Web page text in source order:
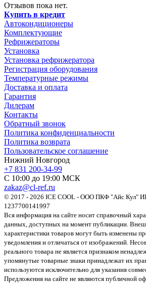
Отзывов пока нет.
Купить в кредит
Автокондиционеры
Комплектующие
Рефрижераторы
Установка
Установка рефрижератора
Регистрация оборудования
Температурные режимы
Доставка и оплата
Гарантия
Дилерам
Контакты
Обратный звонок
Политика конфиденциальности
Политика возврата
Пользовательское соглашение
Нижний Новгород
+7 831 200-34-99
С 10:00 до 19:00 МСК
zakaz@cl-ref.ru
© 2017 - 2026 ICE COOL - ООО ПКФ "Айс Кул"
1237700141997
Вся информация на сайте носит справочный
данных, доступных на момент публикации.
характеристики товаров могут быть изменены
уведомления и отличаться от изображений.
реального товара не является признаком
упомянутые товарные знаки принадлежат их
используются исключительно для указания
Предложения на сайте не являются публичной